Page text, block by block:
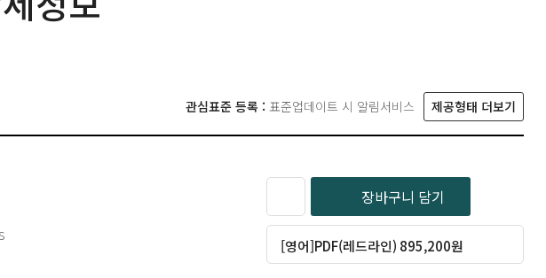
관심표준 등록 : 표준업데이트 시 알림서비스 제공형태 더보기
장바구니 담기
[영어]PDF(레드라인) 895,200원